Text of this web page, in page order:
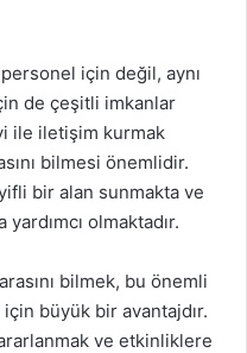
için değil, aynı
de çeşitli imkanlar
ile iletişim kurmak
bilmesi önemlidir.
bir alan sunmakta ve
olmaktadır.
bilmek, bu önemli
büyük bir avantajdır.
ve etkinliklere